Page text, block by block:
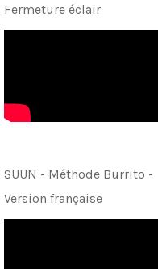
Fermeture éclair
SUUN - Méthode Burrito -
Version française